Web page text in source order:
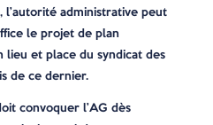
l’autorité administrative peut
le projet de plan
et place du syndicat des
de ce dernier.
convoquer l’AG dès